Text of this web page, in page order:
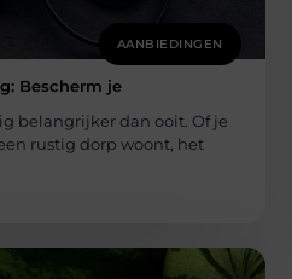
AANBIEDINGEN
Bescherm je
belangrijker dan ooit. Of je
rustig dorp woont, het